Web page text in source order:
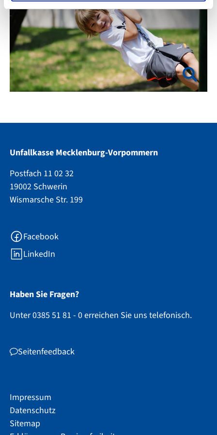
l
Unfallkasse Mecklenburg-Vorpommern
Postfach 11 02 32
19002 Schwerin
Wismarsche Str. 199
Facebook
LinkedIn
Haben Sie Fragen?
Unter 0385 51 81 - 0 erreichen Sie uns telefonisch.
Seitenfeedback
Impressum
Datenschutz
Sitemap